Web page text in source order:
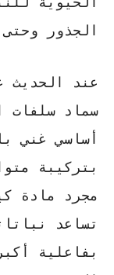
الجذور
عند الحديث
سماد سلفات
أساسي غني
بتركيبة
مجرد مادة
تساعد
بفاعلية